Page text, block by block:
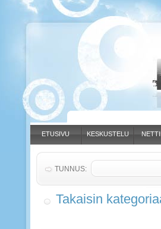
ETUSIVU KESKUSTELU
Takaisin
TUNNUS: